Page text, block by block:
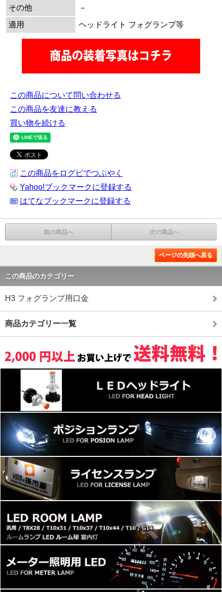
その他
－
適用
ヘッドライト フォグランプ等
この商品について問い合わせる
この商品を友達に教える
買い物を続ける
この商品をログピでつぶやく
Yahoo!ブックマークに登録する
はてなブックマークに登録する
前の商品へ 次の商品へ
ページの先頭へ戻る
この商品のカテゴリー
H3 フォグランプ用口金
商品カテゴリー一覧